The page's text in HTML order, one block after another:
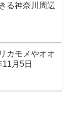
る神奈川周辺
カモメやオオ
月5日